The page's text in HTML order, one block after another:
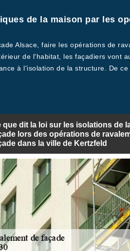
de la maison par les
Alsace, faire les opérations de
de l'habitat, les façadiers vont
à l'isolation de la structure. De
que dit la loi sur les isolations de
lors des opérations de
dans la ville de Kertzfeld